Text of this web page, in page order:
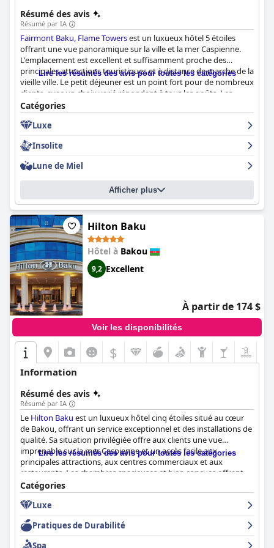
Résumé des avis
Résumé par IA
Fairmont Baku, Flame Towersest un luxueux hôtel 5 étoiles
offrant une vue panoramique sur la ville et la mer Caspienne.
L'emplacement est excellent et suffisamment proche des
principales attractions touristiques et à distance de marche de la
vieille ville. Le petit déjeuner est un point fort pour de nombreux
clients, avec un choix varié répondant à tous les goûts. Les
chambres sont élégantes, propres et confortables, avec un
mobilier et des équipements modernes. L'hôtel est
généralement propre et bien entretenu, avec un mobilier de
bonne qualité et un beau design. Le personnel est
incroyablement amical, serviable et professionnel, offrant un
service à la clientèle exceptionnel. Les installations du spa et de
la piscine sont de premier ordre et gratuites, offrant un haut
niveau de relaxation. Les lits sont confortables et permettent de
passer des nuits paisibles. Dans l'ensemble, le
Flame Towersest une destination intéressante pour tous ceux
qui recherchent un hôtel luxueux et haut de gamme avec un
service exceptionnel.
Lire les résumés des avis pour toutes les catégories
Catégories
Luxe
Insolite
Lune de Miel
Afficher plus
Hilton Baku
Hôtel à Bakou
9,2 Excellent
À partir de 174 $
Voir les disponibilités
$
Information
Résumé des avis
Résumé par IA
Le Hilton Baku est un luxueux hôtel cinq étoiles situé au cœur
de Bakou, offrant un service exceptionnel et des installations de
qualité. Sa situation privilégiée offre aux clients une vue
imprenable sur la mer Caspienne et un accès facile aux
principales attractions, aux centres commerciaux et aux
restaurants. Les chambres spacieuses et bien conçues offrent
des lits confortables et des vues spectaculaires sur les environs.
La propreté et le professionnalisme de l'hôtel sont très bien
notés dans les commentaires des clients et le personnel est
félicité pour son service amical et poli. Le buffet du petit
déjeuner est décrit comme délicieux et varié, avec un grand
choix d'options. La piscine est également très appréciée par les
Lire les résumés des avis pour toutes les catégories
Catégories
Luxe
Pratiques de Durabilité
Spa